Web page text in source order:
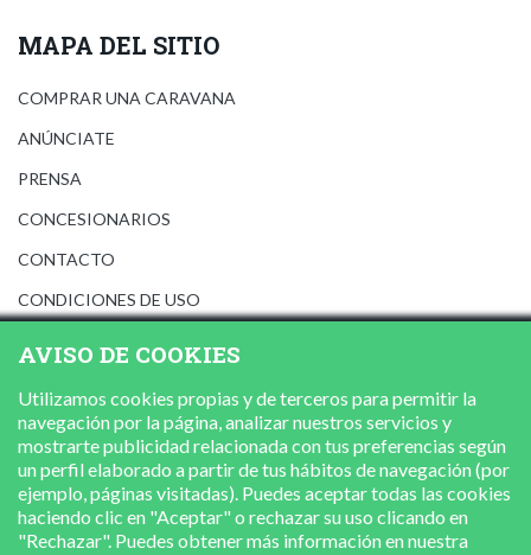
MAPA DEL SITIO
COMPRAR UNA CARAVANA
ANÚNCIATE
PRENSA
CONCESIONARIOS
CONTACTO
CONDICIONES DE USO
POLÍTICA DE COOKIES
AVISO DE COOKIES
Utilizamos cookies propias y de terceros para permitir la
navegación por la página, analizar nuestros servicios y
mostrarte publicidad relacionada con tus preferencias según
un perfil elaborado a partir de tus hábitos de navegación (por
ejemplo, páginas visitadas). Puedes aceptar todas las cookies
haciendo clic en "Aceptar" o rechazar su uso clicando en
"Rechazar". Puedes obtener más información en nuestra